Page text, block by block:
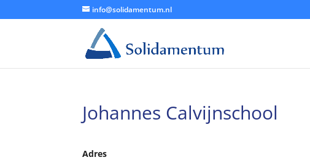
info@solidamentum.nl
Johannes Calvijnschool
Adres